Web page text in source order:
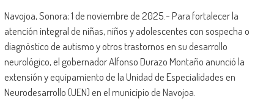
Navojoa, Sonora; 1 de noviembre de 2025.- Para fortalecer la
atención integral de niñas, niños y adolescentes con sospecha o
diagnóstico de autismo y otros trastornos en su desarrollo
neurológico, el gobernador Alfonso Durazo Montaño anunció la
extensión y equipamiento de la Unidad de Especialidades en
Neurodesarrollo (UEN) en el municipio de Navojoa.